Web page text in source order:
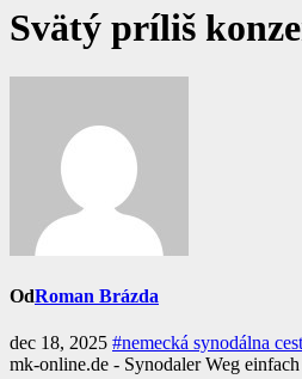
Svätý príliš
OdRoman Brázda
dec 18, 2025 #nemecká synodálna
mk-online.de - Synodaler Weg